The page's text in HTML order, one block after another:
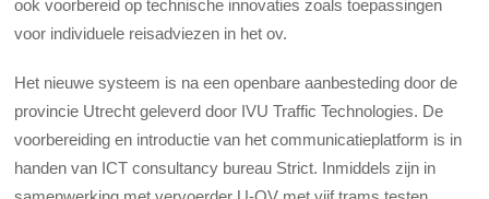
ook voorbereid op technische innovaties zoals toepassingen
voor individuele reisadviezen in het ov.
Het nieuwe systeem is na een openbare aanbesteding door de
provincie Utrecht geleverd door IVU Traffic Technologies. De
voorbereiding en introductie van het communicatieplatform is in
handen van ICT consultancy bureau Strict. Inmiddels zijn in